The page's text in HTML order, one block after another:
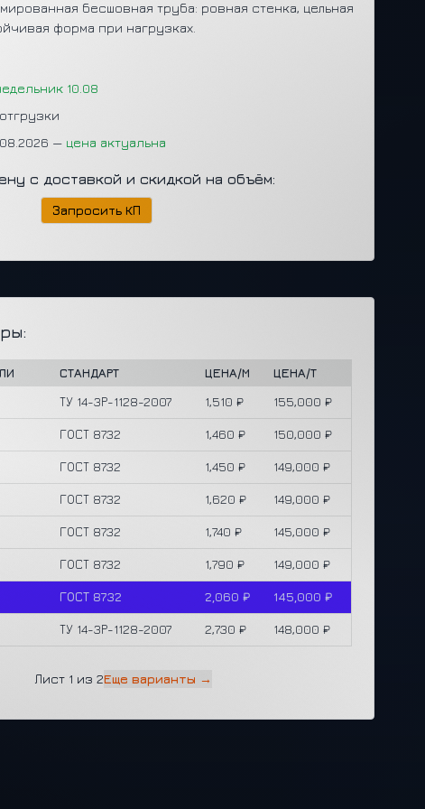
бесшовная труба: ровная стенка, цельная
форма при нагрузках.
10.08
— цена актуальна
с доставкой и скидкой на объём:
Запросить КП
СТАНДАРТ ЦЕНА/М
ЦЕНА/Т
ТУ 14-3Р-1128-2007 1,510 ₽ 155,000 ₽
ГОСТ 8732 1,460 ₽ 150,000 ₽
ГОСТ 8732 1,450 ₽ 149,000 ₽
ГОСТ 8732 1,620 ₽ 149,000 ₽
ГОСТ 8732 1,740 ₽ 145,000 ₽
ГОСТ 8732 1,790 ₽ 149,000 ₽
ГОСТ 8732 2,060 ₽ 145,000 ₽
ТУ 14-3Р-1128-2007 2,730 ₽ 148,000 ₽
Лист 1 из 2Еще варианты →